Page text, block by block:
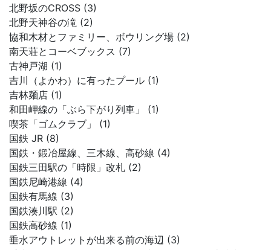
北野坂のCROSS (3)
北野天神谷の滝 (2)
協和木材とファミリー、ボウリング場 (2)
南天荘とコーベブックス (7)
古神戸湖 (1)
吉川（よかわ）に有ったプール (1)
吉林麺店 (1)
和田岬線の「ぶら下がり列車」 (1)
喫茶「ゴムクラブ」 (1)
国鉄 JR (8)
国鉄・鍛冶屋線、三木線、高砂線 (4)
国鉄三田駅の「時限」改札 (2)
国鉄尼崎港線 (4)
国鉄有馬線 (3)
国鉄湊川駅 (2)
国鉄高砂線 (1)
垂水アウトレットが出来る前の海辺 (3)